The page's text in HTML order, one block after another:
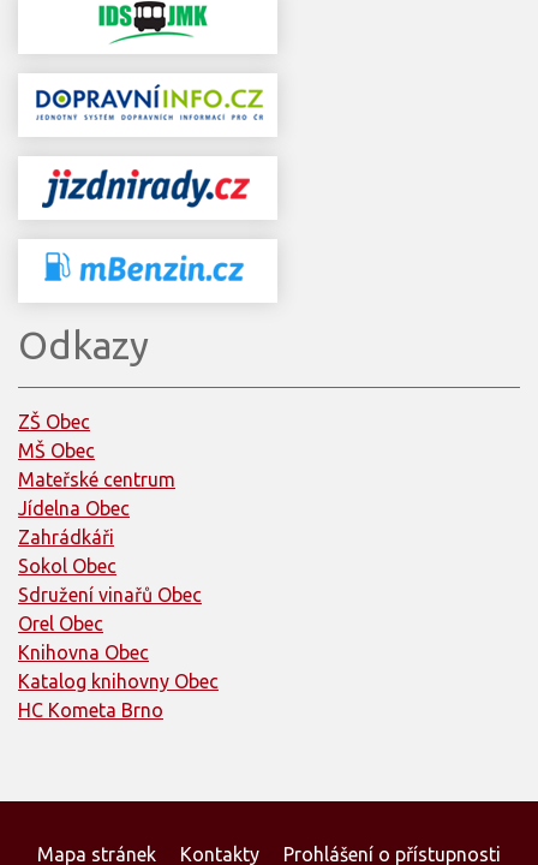
Odkazy
ZŠ Obec
MŠ Obec
Mateřské centrum
Jídelna Obec
Zahrádkáři
Sokol Obec
Sdružení vinařů Obec
Orel Obec
Knihovna Obec
Katalog knihovny Obec
HC Kometa Brno
Mapa stránek Kontakty Prohlášení o přístupnosti